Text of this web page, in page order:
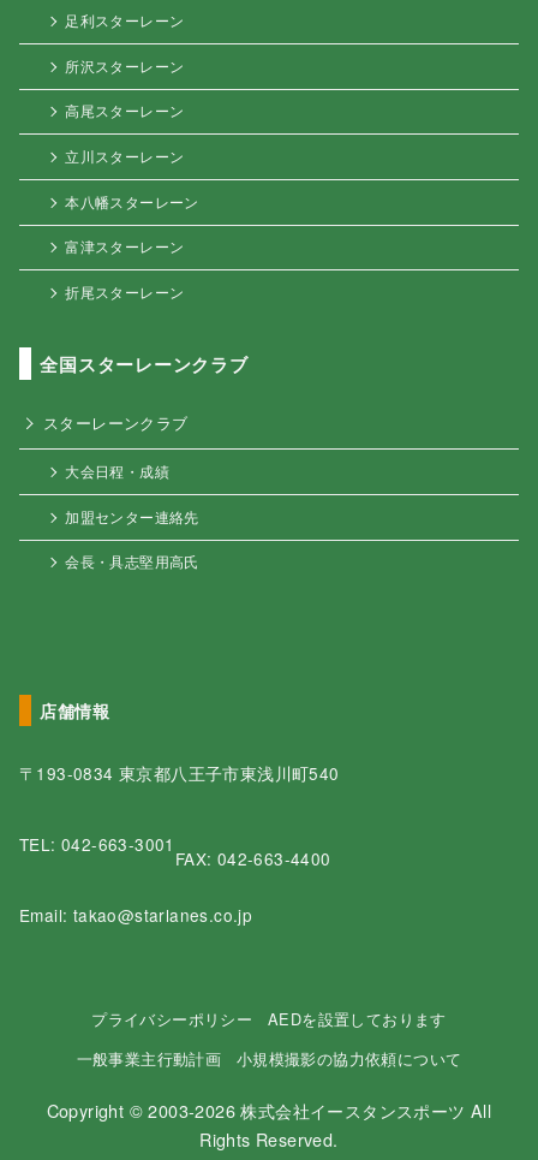
足利スターレーン
所沢スターレーン
高尾スターレーン
立川スターレーン
本八幡スターレーン
富津スターレーン
折尾スターレーン
全国スターレーンクラブ
スターレーンクラブ
大会日程・成績
加盟センター連絡先
会長・具志堅用高氏
店舗情報
〒193-0834 東京都八王子市東浅川町540
TEL: 042-663-3001
FAX: 042-663-4400
Email: takao@starlanes.co.jp
プライバシーポリシー
AEDを設置しております
一般事業主行動計画
小規模撮影の協力依頼について
Copyright © 2003-2026 株式会社イースタンスポーツ All
Rights Reserved.